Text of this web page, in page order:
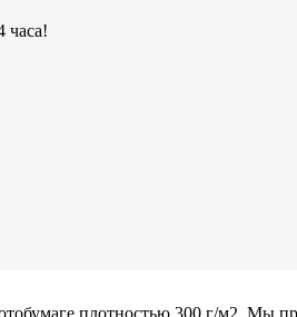
часа!
плотностью 300 г/м2. Мы